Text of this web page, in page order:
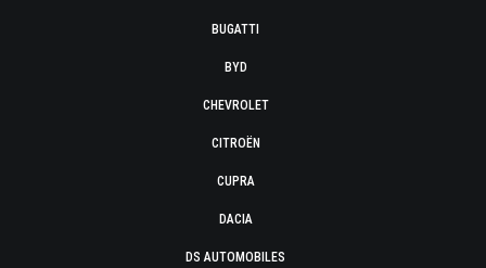
BUGATTI
BYD
CHEVROLET
CITROËN
CUPRA
DACIA
DS AUTOMOBILES